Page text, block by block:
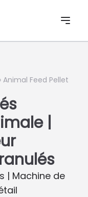
Animal Feed Pellet
|
| Machine de